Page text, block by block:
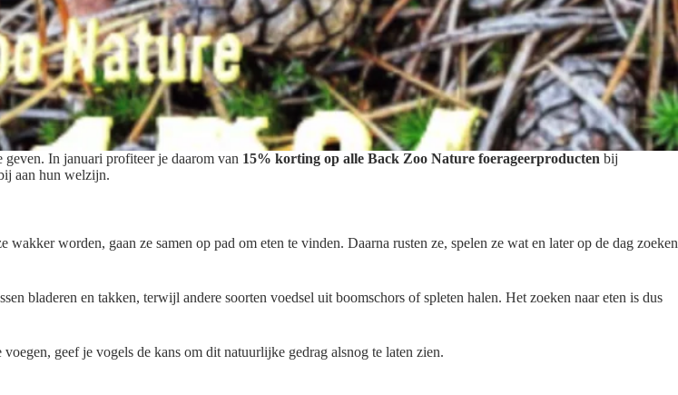
In januari profiteer je daarom van 15% korting op alle Back Zoo Nature foerageerproducten bij
aan hun welzijn.
wakker worden, gaan ze samen op pad om eten te vinden. Daarna rusten ze, spelen ze wat en later op de dag zoeken
bladeren en takken, terwijl andere soorten voedsel uit boomschors of spleten halen. Het zoeken naar eten is dus
geef je vogels de kans om dit natuurlijke gedrag alsnog te laten zien.